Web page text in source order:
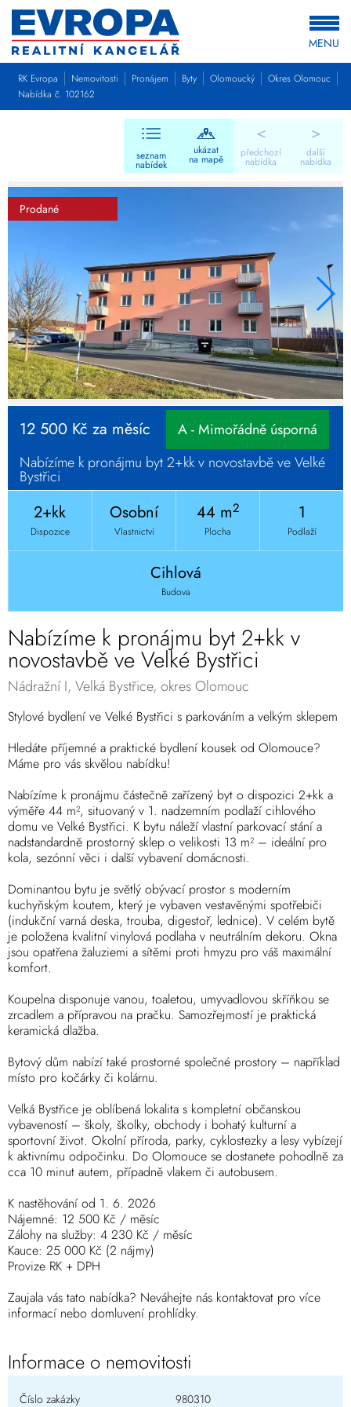
MENU
RK Evropa Nemovitosti Pronájem Byty Olomoucký
Okres Olomouc
Nabídka č. 102162
<
předchozí
nabídka
seznam
nabídek
ukázat
na mapě
>
další
nabídka
Prodané
12 500 Kč za měsíc
A - Mimořádně úsporná
Nabízíme k pronájmu byt 2+kk v novostavbě ve Velké
Bystřici
2+kk
Dispozice
Osobní
Vlastnictví
44 m2
Plocha
1
Podlaží
Cihlová
Budova
Nabízíme k pronájmu byt 2+kk v
novostavbě ve Velké Bystřici
Nádražní I, Velká Bystřice, okres Olomouc
Stylové bydlení ve Velké Bystřici s parkováním a velkým sklepem
Hledáte příjemné a praktické bydlení kousek od Olomouce?
Máme pro vás skvělou nabídku!
Nabízíme k pronájmu částečně zařízený byt o dispozici 2+kk a
výměře 44 m², situovaný v 1. nadzemním podlaží cihlového
domu ve Velké Bystřici. K bytu náleží vlastní parkovací stání a
nadstandardně prostorný sklep o velikosti 13 m² – ideální pro
kola, sezónní věci i další vybavení domácnosti.
Dominantou bytu je světlý obývací prostor s moderním
kuchyňským koutem, který je vybaven vestavěnými spotřebiči
(indukční varná deska, trouba, digestoř, lednice). V celém bytě
je položena kvalitní vinylová podlaha v neutrálním dekoru. Okna
jsou opatřena žaluziemi a sítěmi proti hmyzu pro váš maximální
komfort.
Koupelna disponuje vanou, toaletou, umyvadlovou skříňkou se
zrcadlem a přípravou na pračku. Samozřejmostí je praktická
keramická dlažba.
Bytový dům nabízí také prostorné společné prostory – například
místo pro kočárky či kolárnu.
Velká Bystřice je oblíbená lokalita s kompletní občanskou
vybaveností – školy, školky, obchody i bohatý kulturní a
sportovní život. Okolní příroda, parky, cyklostezky a lesy vybízejí
k aktivnímu odpočinku. Do Olomouce se dostanete pohodlně za
cca 10 minut autem, případně vlakem či autobusem.
K nastěhování od 1. 6. 2026
Nájemné: 12 500 Kč / měsíc
Zálohy na služby: 4 230 Kč / měsíc
Kauce: 25 000 Kč (2 nájmy)
Provize RK + DPH
Zaujala vás tato nabídka? Neváhejte nás kontaktovat pro více
informací nebo domluvení prohlídky.
Informace o nemovitosti
Číslo zakázky 980310